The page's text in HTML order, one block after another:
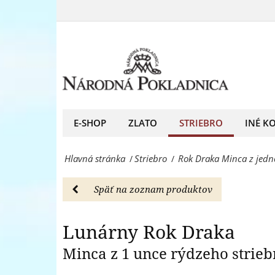
minca
rýdzeho
striebra
999/1000
-
Striebro
E-SHOP ZLATO STRIEBRO INÉ
Hlavná stránka /Striebro / Rok Draka Minca z
Späť na zoznam produktov
Lunárny Rok Draka
Minca z 1 unce rýdzeho
999/1000
Striebro
Pokladnica
predný
európsky